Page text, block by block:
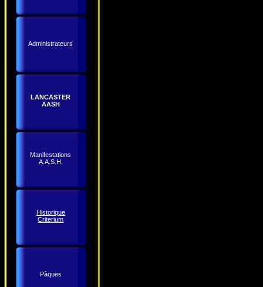
Administrateurs
LANCASTER
AASH
Manifestations
A.A.S.H.
Historique
Criterium
Pâques